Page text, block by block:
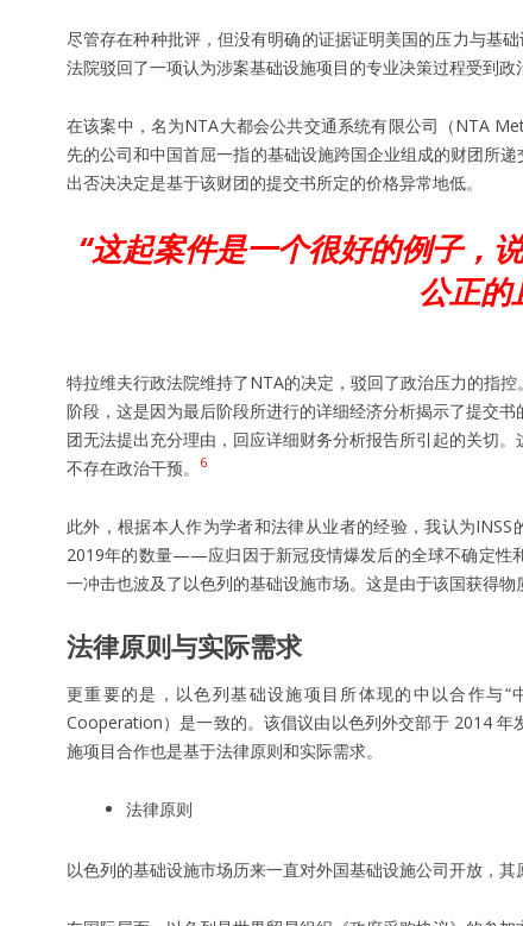
尽管存在种种批评，但没有明确的证据证明美国的压力与基
法院驳回了一项认为涉案基础设施项目的专业决策过程受到政
在该案中，名为NTA大都会公共交通系统有限公司（NTA
先的公司和中国首屈一指的基础设施跨国企业组成的财团所
出否决决定是基于该财团的提交书所定的价格异常地低。
“这起案件是一个很好的例子，
公正的
特拉维夫行政法院维持了NTA的决定，驳回了政治压力的指
阶段，这是因为最后阶段所进行的详细经济分析揭示了提交
团无法提出充分理由，回应详细财务分析报告所引起的关切
不存在政治干预。
6
此外，根据本人作为学者和法律从业者的经验，我认为
2019年的数量——应归因于新冠疫情爆发后的全球不确定性
一冲击也波及了以色列的基础设施市场。这是由于该国获得
法律原则与实际需求
更重要的是，以色列基础设施项目所体现的中以合作与“
Cooperation）是一致的。该倡议由以色列外交部于 2014 年
施项目合作也是基于法律原则和实际需求。
法律原则
以色列的基础设施市场历来一直对外国基础设施公司开放，其